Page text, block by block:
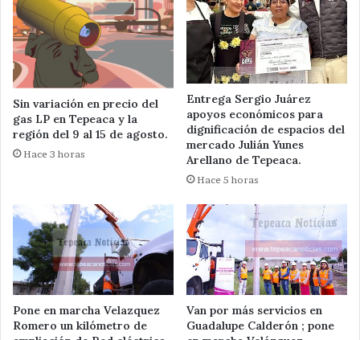
Sin variación en precio del
gas LP en Tepeaca y la
región del 9 al 15 de agosto.
Hace 3 horas
Entrega Sergio Juárez
apoyos económicos para
dignificación de espacios del
mercado Julián Yunes
Arellano de Tepeaca.
Hace 5 horas
Pone en marcha Velazquez
Romero un kilómetro de
Van por más servicios en
Guadalupe Calderón ; pone